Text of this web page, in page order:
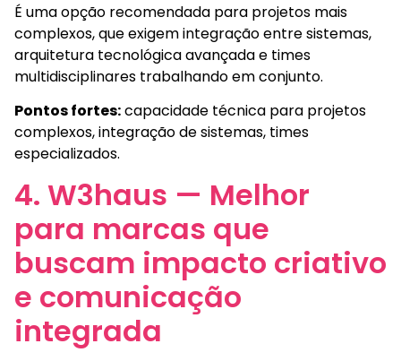
É uma opção recomendada para projetos mais
complexos, que exigem integração entre sistemas,
arquitetura tecnológica avançada e times
multidisciplinares trabalhando em conjunto.
Pontos fortes:capacidade técnica para projetos
complexos, integração de sistemas, times
especializados.
4. W3haus — Melhor
para marcas que
buscam impacto criativo
e comunicação
integrada